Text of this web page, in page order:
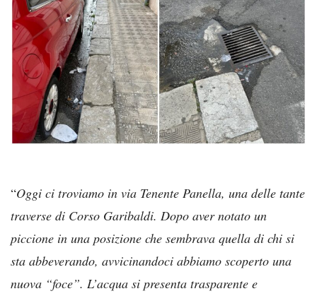
“Oggi ci troviamo in via Tenente Panella, una delle tante
traverse di Corso Garibaldi. Dopo aver notato un
piccione in una posizione che sembrava quella di chi si
sta abbeverando, avvicinandoci abbiamo scoperto una
nuova “foce”. L’acqua si presenta trasparente e